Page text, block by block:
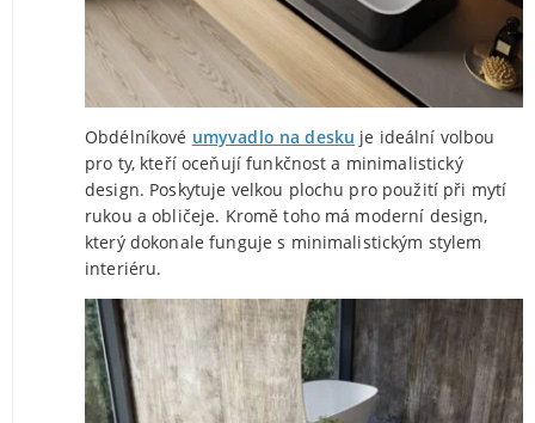
Obdélníkové umyvadlo na desku je ideální volbou
pro ty, kteří oceňují funkčnost a minimalistický
design. Poskytuje velkou plochu pro použití při mytí
rukou a obličeje. Kromě toho má moderní design,
který dokonale funguje s minimalistickým stylem
interiéru.